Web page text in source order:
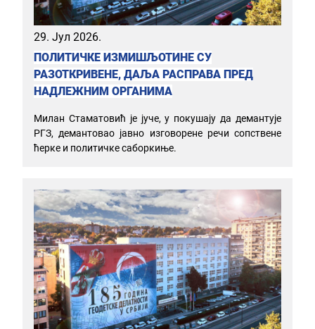
29. Јул 2026.
ПОЛИТИЧКЕ ИЗМИШЉОТИНЕ СУ
РАЗОТКРИВЕНЕ, ДАЉА РАСПРАВА ПРЕД
НАДЛЕЖНИМ ОРГАНИМА
Милан Стаматовић је јуче, у покушају да демантује
РГЗ, демантовао јавно изговорене речи сопствене
ћерке и политичке саборкиње.